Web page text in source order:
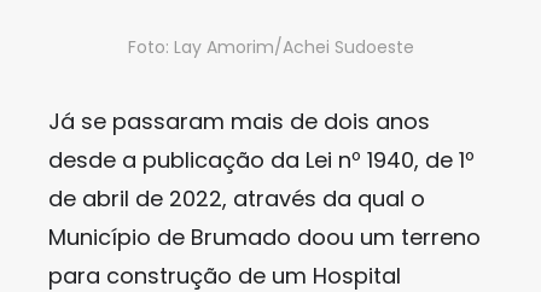
Foto: Lay Amorim/Achei Sudoeste
Já se passaram mais de dois anos
desde a publicação da Lei nº 1940, de 1º
de abril de 2022, através da qual o
Município de Brumado doou um terreno
para construção de um Hospital